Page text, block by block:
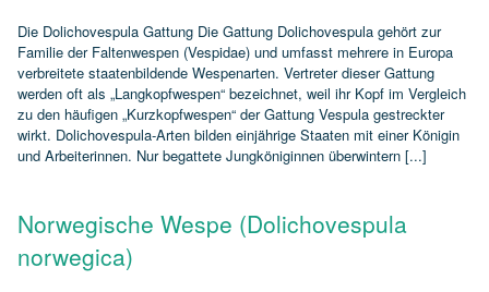
Die Dolichovespula Gattung Die Gattung Dolichovespula gehört zur
Familie der Faltenwespen (Vespidae) und umfasst mehrere in Europa
verbreitete staatenbildende Wespenarten. Vertreter dieser Gattung
werden oft als „Langkopfwespen“ bezeichnet, weil ihr Kopf im Vergleich
zu den häufigen „Kurzkopfwespen“ der Gattung Vespula gestreckter
wirkt. Dolichovespula‑Arten bilden einjährige Staaten mit einer Königin
und Arbeiterinnen. Nur begattete Jungköniginnen überwintern [...]
Norwegische Wespe (Dolichovespula
norwegica)